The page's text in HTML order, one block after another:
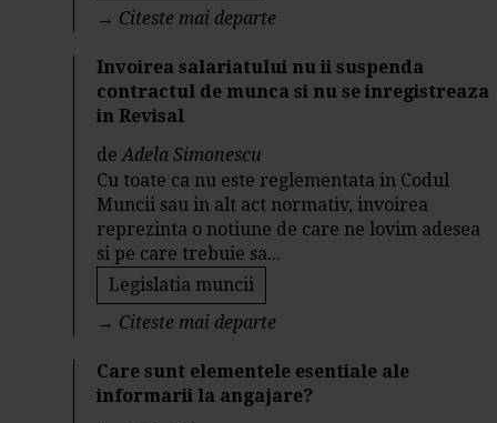
→ Citeste mai departe
Invoirea salariatului nu ii suspenda
contractul de munca si nu se inregistreaza
in Revisal
deAdela Simonescu
Cu toate ca nu este reglementata in Codul
Muncii sau in alt act normativ, invoirea
reprezinta o notiune de care ne lovim adesea
si pe care trebuie sa...
Legislatia muncii
→ Citeste mai departe
Care sunt elementele esentiale ale
informarii la angajare?